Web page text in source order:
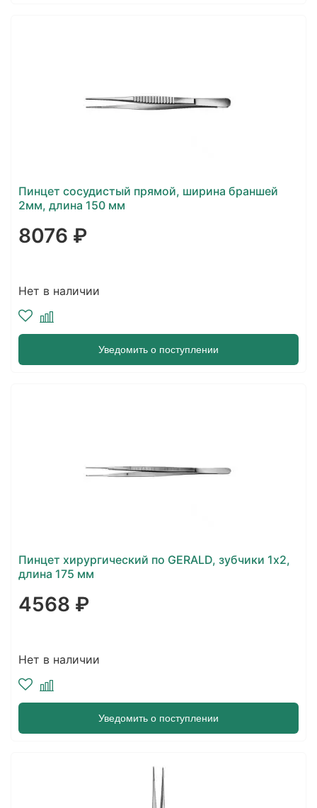
Пинцет сосудистый прямой, ширина браншей
2мм, длина 150 мм
8076 ₽
Нет в наличии
Уведомить о поступлении
Пинцет хирургический по GERALD, зубчики 1х2,
длина 175 мм
4568 ₽
Нет в наличии
Уведомить о поступлении